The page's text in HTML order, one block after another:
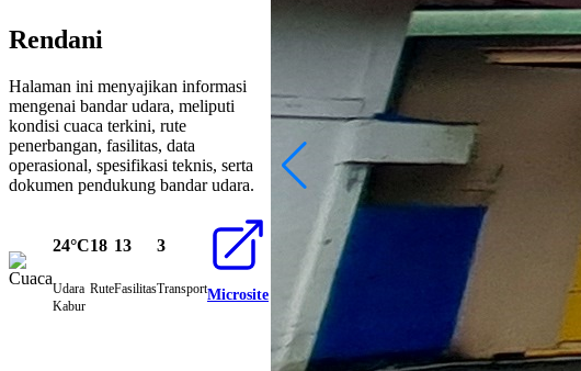
Rendani
Halaman ini menyajikan informasi
mengenai bandar udara, meliputi
kondisi cuaca terkini, rute
penerbangan, fasilitas, data
operasional, spesifikasi teknis, serta
dokumen pendukung bandar udara.
24°C
Udara
Kabur
18
Rute
13
Fasilitas
3
TransportMicrosite